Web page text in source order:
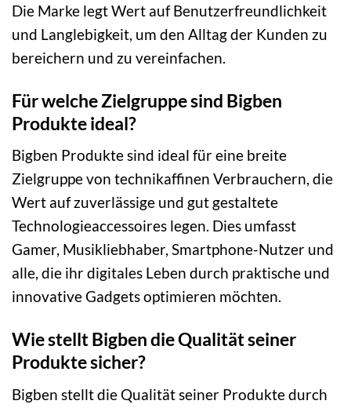
Die Marke legt Wert auf Benutzerfreundlichkeit
und Langlebigkeit, um den Alltag der Kunden zu
bereichern und zu vereinfachen.
Für welche Zielgruppe sind Bigben
Produkte ideal?
Bigben Produkte sind ideal für eine breite
Zielgruppe von technikaffinen Verbrauchern, die
Wert auf zuverlässige und gut gestaltete
Technologieaccessoires legen. Dies umfasst
Gamer, Musikliebhaber, Smartphone-Nutzer und
alle, die ihr digitales Leben durch praktische und
innovative Gadgets optimieren möchten.
Wie stellt Bigben die Qualität seiner
Produkte sicher?
Bigben stellt die Qualität seiner Produkte durch